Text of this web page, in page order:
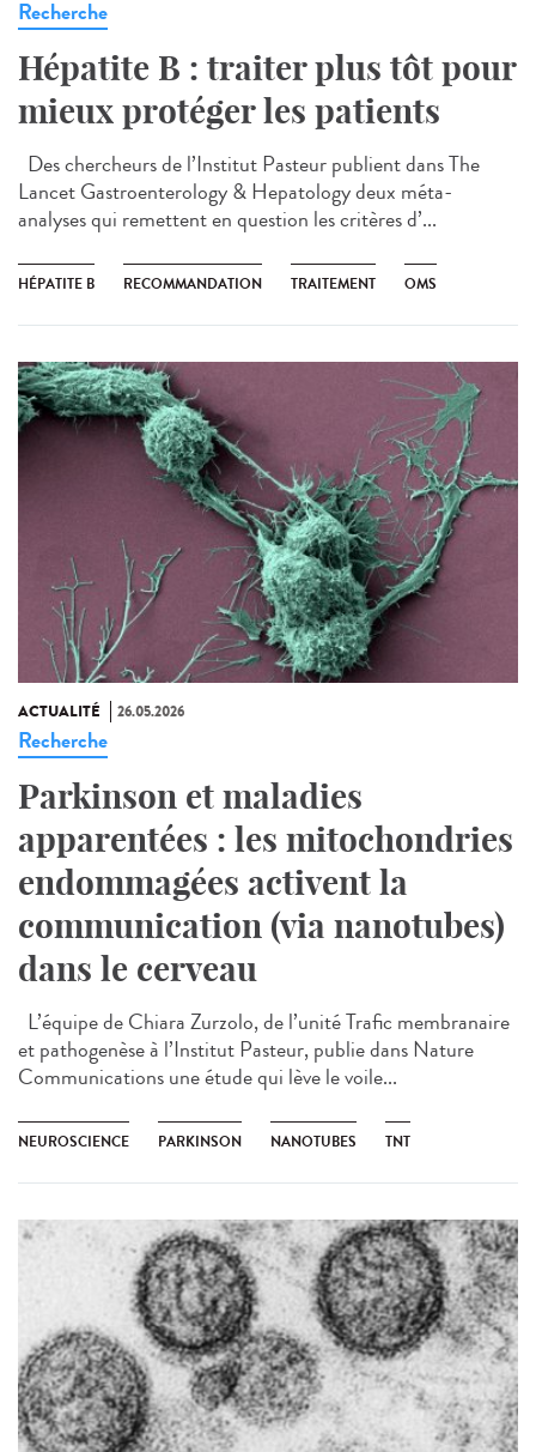
Recherche
Hépatite B : traiter plus tôt pour
mieux protéger les patients
Des chercheurs de l’Institut Pasteur publient dans The
Lancet Gastroenterology & Hepatology deux méta-
analyses qui remettent en question les critères d’...
HÉPATITE B RECOMMANDATION TRAITEMENT OMS
ACTUALITÉ 26.05.2026
Recherche
Parkinson et maladies
apparentées : les mitochondries
endommagées activent la
communication (via nanotubes)
dans le cerveau
L’équipe de Chiara Zurzolo, de l’unité Trafic membranaire
et pathogenèse à l’Institut Pasteur, publie dans Nature
Communications une étude qui lève le voile...
NEUROSCIENCE PARKINSON NANOTUBES TNT